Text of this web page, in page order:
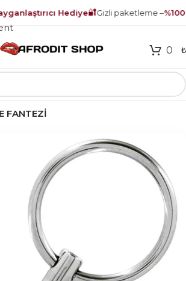
Hediye🔐Gizli paketleme –%100
0 ₺
FANTEZİ